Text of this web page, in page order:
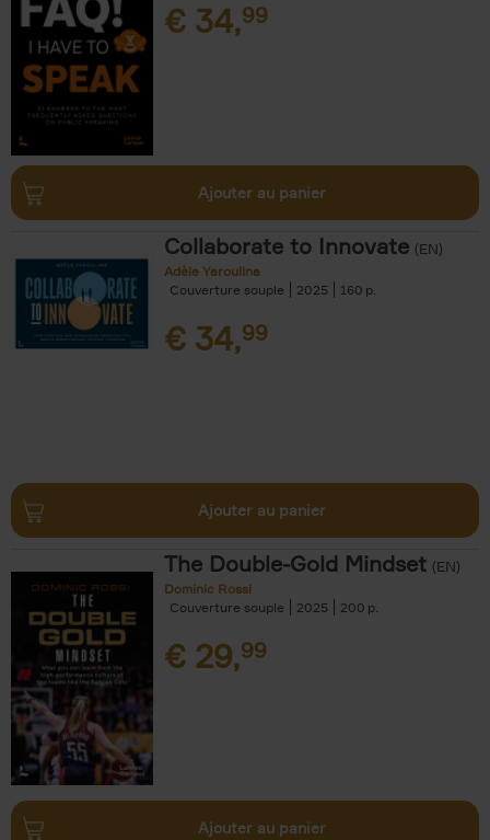
€ 34,99
Ajouter au panier
Collaborate to Innovate (EN)
Adèle Yaroulina
Couverture souple
2025 160
€ 34,99
Ajouter au panier
The Double-Gold Mindset (EN)
Dominic Rossi
Couverture souple
2025 200
€ 29,99
Ajouter au panier